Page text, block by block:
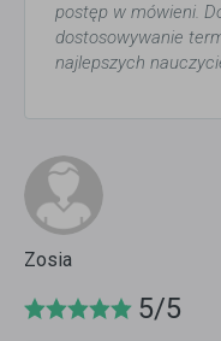
postęp w mówieni.
dostosowywanie
najlepszych
Zosia
5/5